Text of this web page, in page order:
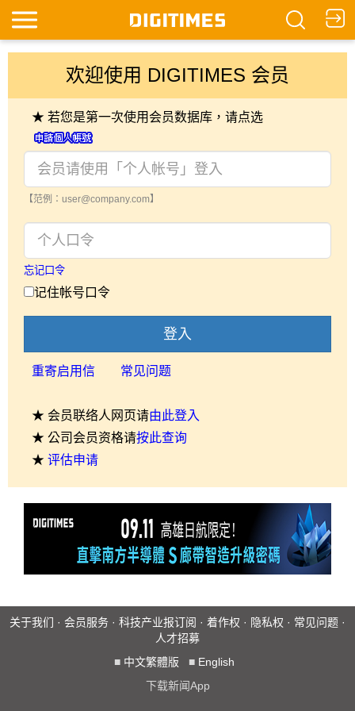
欢迎使用 DIGITIMES 会员
★ 若您是第一次使用会员数据库，请点选
【范例：user@company.com】
忘记口令
记住帐号口令
登入
重寄启用信 常见问题
★ 会员联络人网页请由此登入
★ 公司会员资格请按此查询
★ 评估申请
关于我们 · 会员服务 · 科技产业报订阅 · 着作权 · 隐私权 · 常见问题 ·
人才招募
■ 中文繁體版 ■ English
下载新闻App